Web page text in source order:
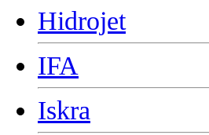
Hidrojet
IFA
Iskra